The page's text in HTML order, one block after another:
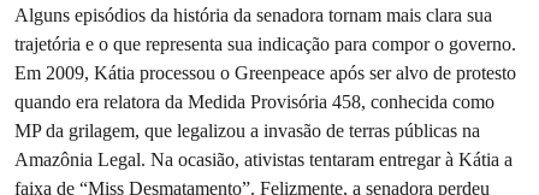
Alguns episódios da história da senadora tornam mais clara sua
trajetória e o que representa sua indicação para compor o governo.
Em 2009, Kátia processou o Greenpeace após ser alvo de protesto
quando era relatora da Medida Provisória 458, conhecida como
MP da grilagem, que legalizou a invasão de terras públicas na
Amazônia Legal. Na ocasião, ativistas tentaram entregar à Kátia a
faixa de “Miss Desmatamento”. Felizmente, a senadora perdeu